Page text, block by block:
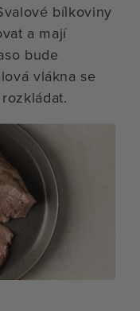
bílkoviny
a mají
bude
vlákna se